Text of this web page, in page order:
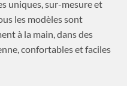
uniques, sur-mesure et
les modèles sont
à la main, dans des
confortables et faciles